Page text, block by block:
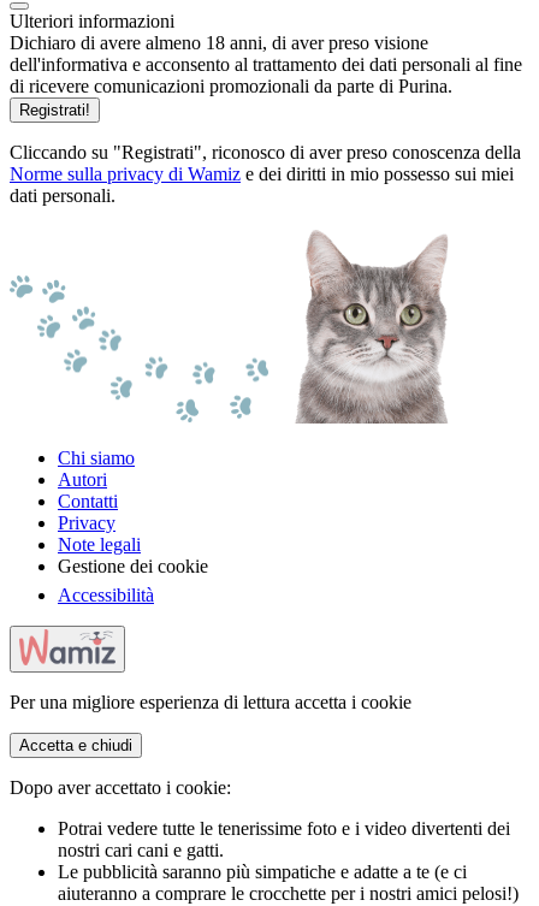
Ulteriori informazioni
Dichiaro di avere almeno 18 anni, di aver preso visione
dell'informativa e acconsento al trattamento dei dati personali al fine
di ricevere comunicazioni promozionali da parte di Purina.
Registrati!
Cliccando su "Registrati", riconosco di aver preso conoscenza della
Norme sulla privacy di Wamiz e dei diritti in mio possesso sui miei
dati personali.
Chi siamo
Autori
Contatti
Privacy
Note legali
Gestione dei cookie
Accessibilità
Per una migliore esperienza di lettura accetta i cookie
Accetta e chiudi
Dopo aver accettato i cookie:
Potrai vedere tutte le tenerissime foto e i video divertenti dei
nostri cari cani e gatti.
Le pubblicità saranno più simpatiche e adatte a te (e ci
aiuteranno a comprare le crocchette per i nostri amici pelosi!)